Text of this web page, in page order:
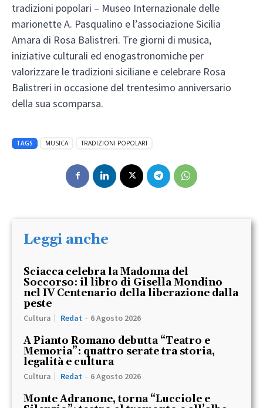
tradizioni popolari – Museo Internazionale delle
marionette A. Pasqualino e l’associazione Sicilia
Amara di Rosa Balistreri. Tre giorni di musica,
iniziative culturali ed enogastronomiche per
valorizzare le tradizioni siciliane e celebrare Rosa
Balistreri in occasione del trentesimo anniversario
della sua scomparsa.
TAGS MUSICA TRADIZIONI POPOLARI
Leggi anche
Sciacca celebra la Madonna del
Soccorso: il libro di Gisella Mondino
nel IV Centenario della liberazione dalla
peste
Cultura Redat - 6 Agosto 2026
A Pianto Romano debutta “Teatro e
Memoria”: quattro serate tra storia,
legalità e cultura
Cultura Redat - 6 Agosto 2026
Monte Adranone, torna “Lucciole e